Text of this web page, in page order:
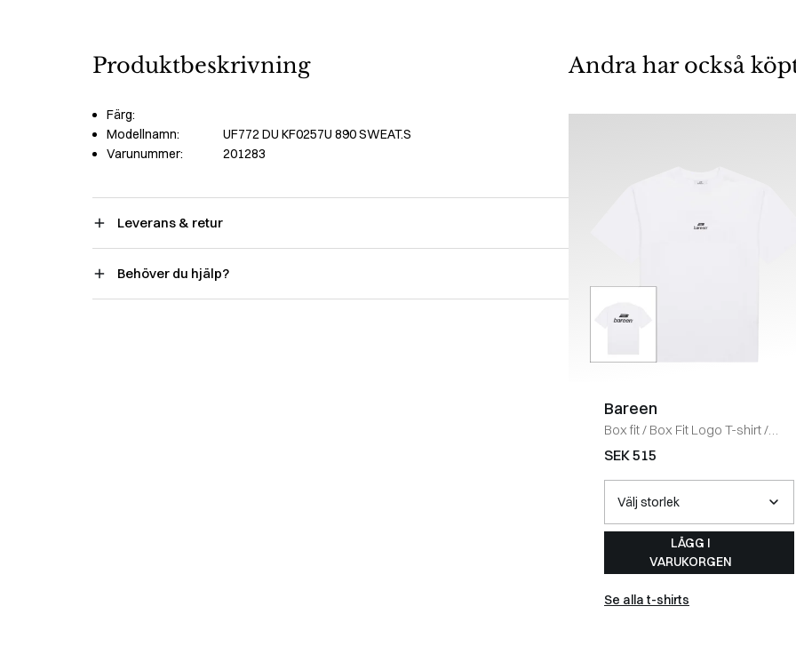
Produktbeskrivning
Färg:
Modellnamn:
UF772 DU KF0257U 890 SWEAT.S
Varunummer:
201283
Leverans & retur
Behöver du hjälp?
Andra har också
Bareen
Box fit/ Box Fit Logo T-shirt/
WHITE
SEK 515
LÄGG I
VARUKORGEN
Se alla t-shirts